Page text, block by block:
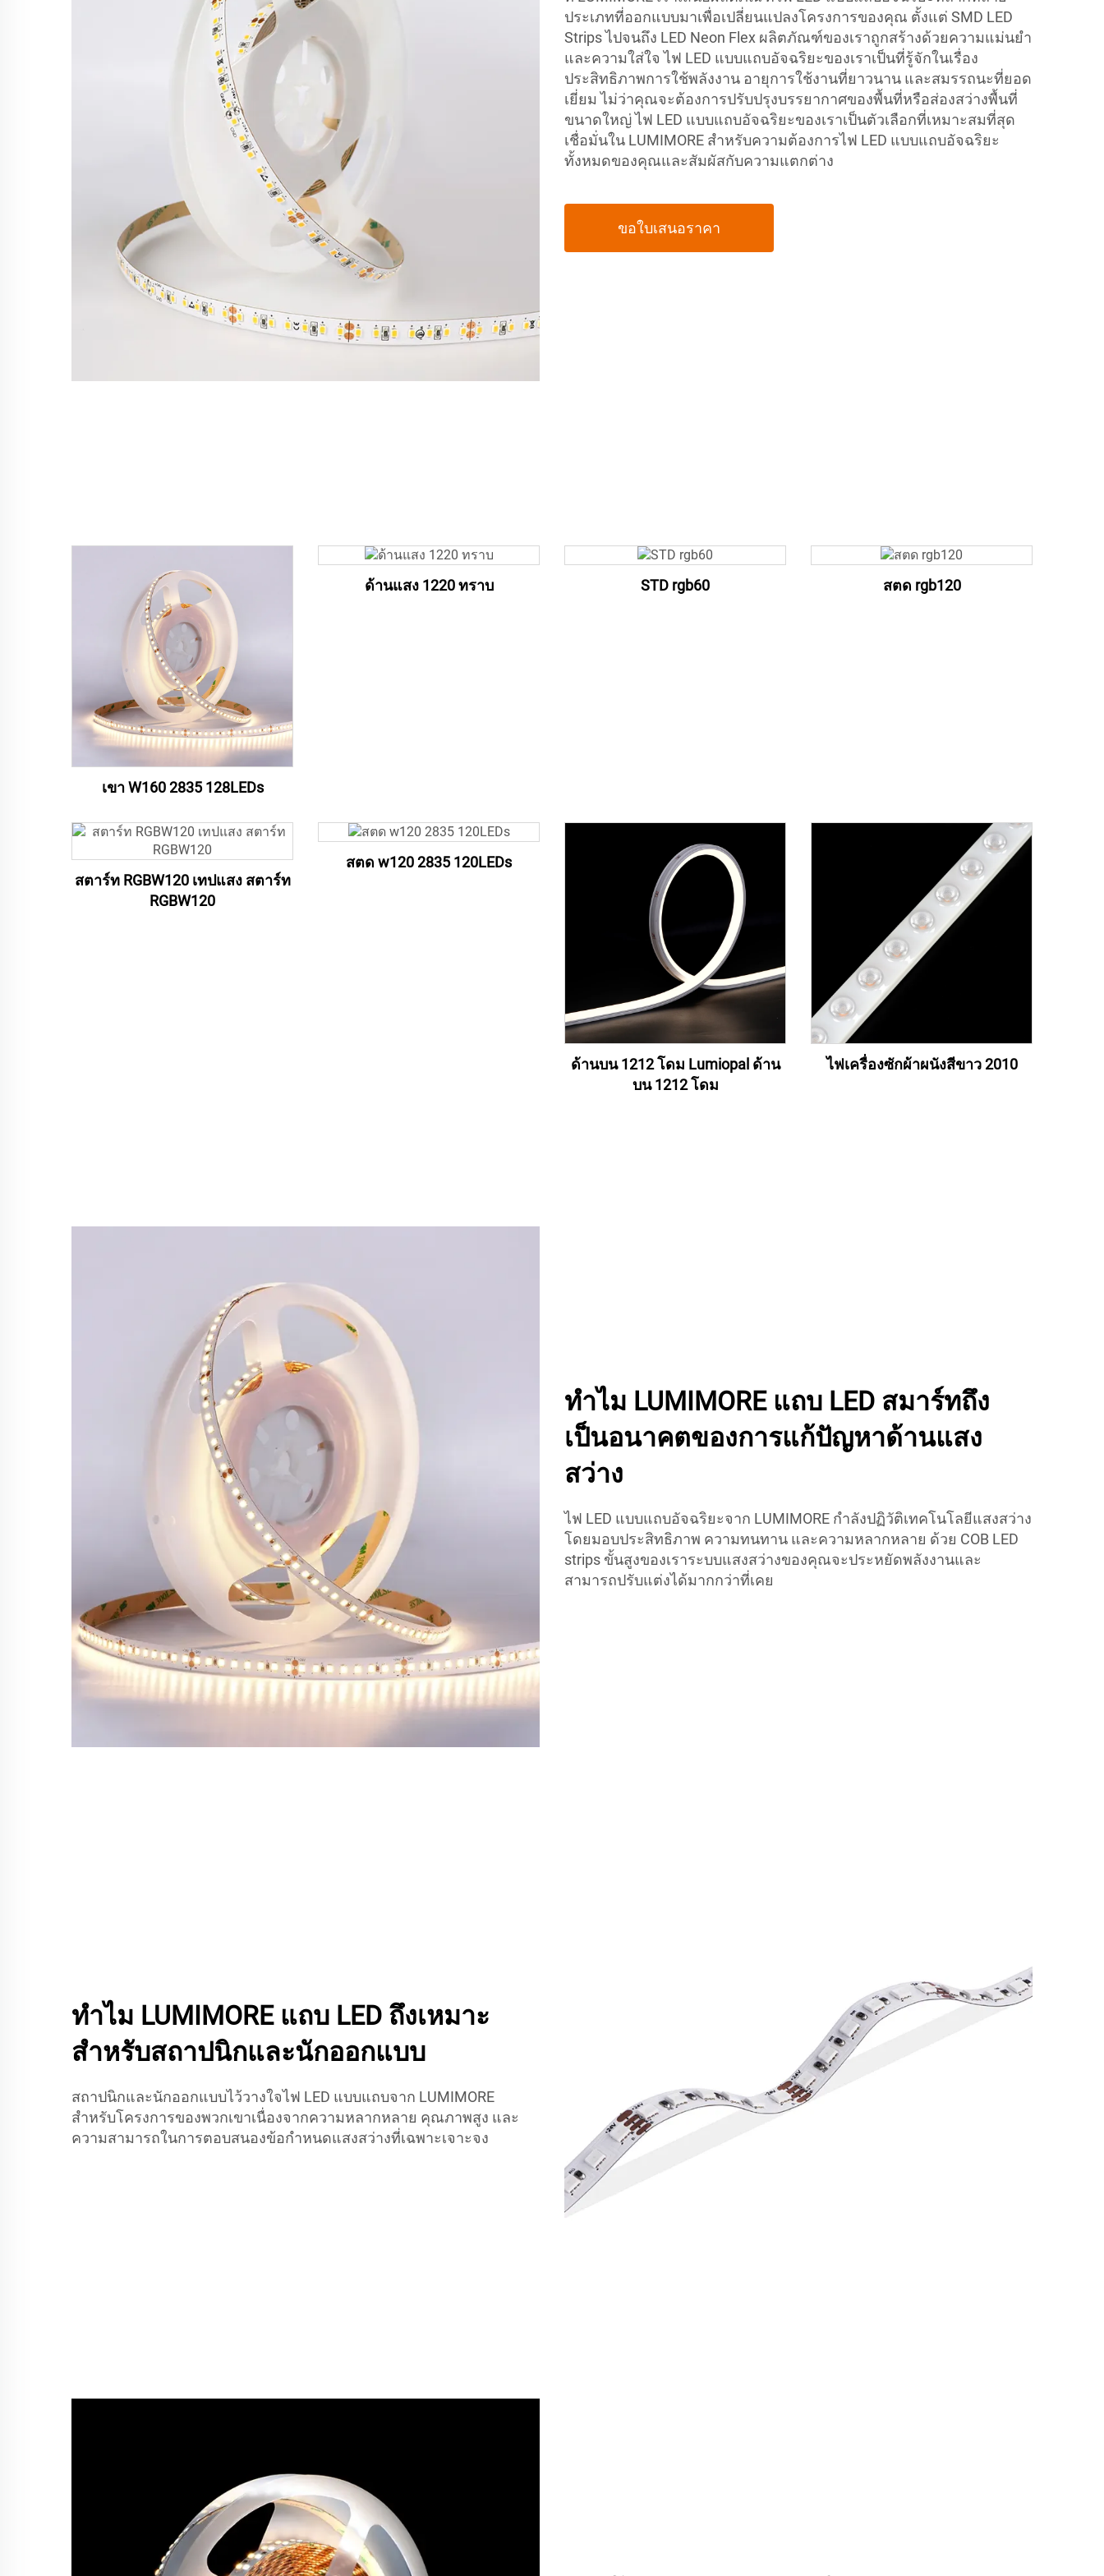
ประเภทที่ออกแบบมาเพื่อเปลี่ยนแปลงโครงการของคุณ ตั้งแต่ SMD LED
Strips ไปจนถึง LED Neon Flex ผลิตภัณฑ์ของเราถูกสร้างด้วยความแม่นยำ
และความใส่ใจ ไฟ LED แบบแถบอัจฉริยะของเราเป็นที่รู้จักในเรื่อง
ประสิทธิภาพการใช้พลังงาน อายุการใช้งานที่ยาวนาน และสมรรถนะที่ยอด
เยี่ยม ไม่ว่าคุณจะต้องการปรับปรุงบรรยากาศของพื้นที่หรือส่องสว่างพื้นที่
ขนาดใหญ่ ไฟ LED แบบแถบอัจฉริยะของเราเป็นตัวเลือกที่เหมาะสมที่สุด
เชื่อมั่นใน LUMIMORE สำหรับความต้องการไฟ LED แบบแถบอัจฉริยะ
ทั้งหมดของคุณและสัมผัสกับความแตกต่าง
ขอใบเสนอราคา
เขา W160 2835 128LEDs
ด้านแสง 1220 ทราบ STD rgb60 สตด rgb120
สตาร์ท RGBW120 เทปแสง สตาร์ท
RGBW120
สตด w120 2835 120LEDs
ด้านบน 1212 โดม Lumiopal ด้าน
บน 1212 โดม
ไฟเครื่องซักผ้าผนังสีขาว 2010
ทำไม LUMIMORE แถบ LED สมาร์ทถึง
เป็นอนาคตของการแก้ปัญหาด้านแสง
สว่าง
ไฟ LED แบบแถบอัจฉริยะจาก LUMIMORE กำลังปฏิวัติเทคโนโลยีแสงสว่าง
โดยมอบประสิทธิภาพ ความทนทาน และความหลากหลาย ด้วย COB LED
strips ขั้นสูงของเราระบบแสงสว่างของคุณจะประหยัดพลังงานและ
สามารถปรับแต่งได้มากกว่าที่เคย
ทำไม LUMIMORE แถบ LED ถึงเหมาะ
สำหรับสถาปนิกและนักออกแบบ
สถาปนิกและนักออกแบบไว้วางใจไฟ LED แบบแถบจาก LUMIMORE
สำหรับโครงการของพวกเขาเนื่องจากความหลากหลาย คุณภาพสูง และ
ความสามารถในการตอบสนองข้อกำหนดแสงสว่างที่เฉพาะเจาะจง